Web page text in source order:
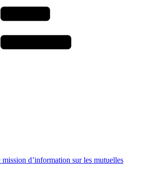
d’information sur les mutuelles